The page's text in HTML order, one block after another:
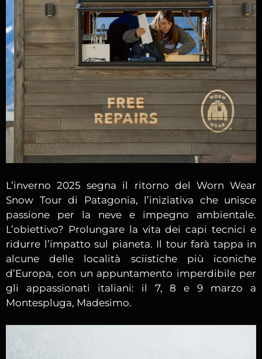
L’inverno 2025 segna il ritorno del Worn Wear
Snow Tour di Patagonia, l’iniziativa che unisce
passione per la neve e impegno ambientale.
L’obiettivo? Prolungare la vita dei capi tecnici e
ridurre l’impatto sul pianeta. Il tour farà tappa in
alcune delle località sciistiche più iconiche
d’Europa, con un appuntamento imperdibile per
gli appassionati italiani: il 7, 8 e 9 marzo a
Montespluga, Madesimo.